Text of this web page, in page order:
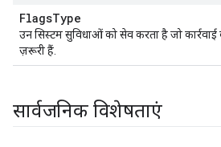
FlagsType
उन सिस्टम सुविधाओं को सेव करता है जो
ज़रूरी हैं.
सार्वजनिक विशेषताएं